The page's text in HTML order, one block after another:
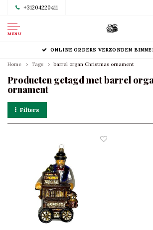
+31204220411
MENU
ONLINE ORDERS VERZONDEN
Home Tags barrel organ Christmas ornament
Producten getagd met barrel
ornament
Filters